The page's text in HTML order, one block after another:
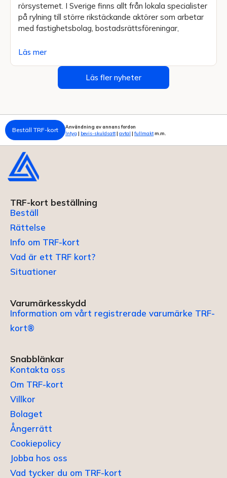
rörsystemet. I Sverige finns allt från lokala specialister
på rylning till större rikstäckande aktörer som arbetar
med fastighetsbolag, bostadsrättsföreningar,
Läs mer
Läs fler nyheter
Beställ TRF-kort
Användning av annans fordon
Intyg | bevis-skuldsatt| avtal | fullmaktm.m.
TRF-kort beställning
Beställ
Rättelse
Info om TRF-kort
Vad är ett TRF kort?
Situationer
Varumärkesskydd
Information om vårt registrerade varumärke TRF-
kort®
Snabblänkar
Kontakta oss
Om TRF-kort
Villkor
Bolaget
Ångerrätt
Cookiepolicy
Jobba hos oss
Vad tycker du om TRF-kort